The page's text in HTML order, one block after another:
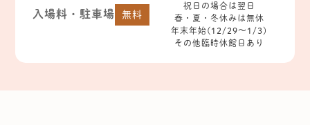
入場料・駐車場 無料
祝日の場合は翌日
春・夏・冬休みは無休
年末年始(12/29～1/3)
その他臨時休館日あり